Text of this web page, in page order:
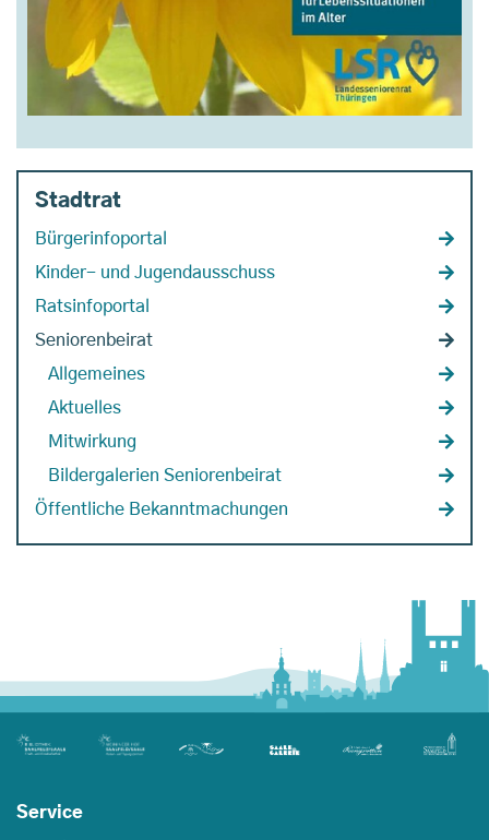
Stadtrat
Bürgerinfoportal
Kinder- und Jugendausschuss
Ratsinfoportal
Seniorenbeirat
Allgemeines
Aktuelles
Mitwirkung
Bildergalerien Seniorenbeirat
Öffentliche Bekanntmachungen
Service